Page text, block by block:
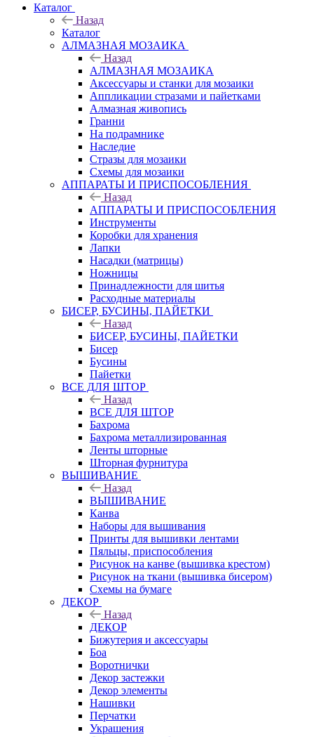
Каталог
Назад
Каталог
АЛМАЗНАЯ МОЗАИКА
Назад
АЛМАЗНАЯ МОЗАИКА
Аксессуары и станки для мозаики
Аппликации стразами и пайетками
Алмазная живопись
Гранни
На подрамнике
Наследие
Стразы для мозаики
Схемы для мозаики
АППАРАТЫ И ПРИСПОСОБЛЕНИЯ
Назад
АППАРАТЫ И ПРИСПОСОБЛЕНИЯ
Инструменты
Коробки для хранения
Лапки
Насадки (матрицы)
Ножницы
Принадлежности для шитья
Расходные материалы
БИСЕР, БУСИНЫ, ПАЙЕТКИ
Назад
БИСЕР, БУСИНЫ, ПАЙЕТКИ
Бисер
Бусины
Пайетки
ВСЕ ДЛЯ ШТОР
Назад
ВСЕ ДЛЯ ШТОР
Бахрома
Бахрома металлизированная
Ленты шторные
Шторная фурнитура
ВЫШИВАНИЕ
Назад
ВЫШИВАНИЕ
Канва
Наборы для вышивания
Принты для вышивки лентами
Пяльцы, приспособления
Рисунок на канве (вышивка крестом)
Рисунок на ткани (вышивка бисером)
Схемы на бумаге
ДЕКОР
Назад
ДЕКОР
Бижутерия и аксессуары
Боа
Воротнички
Декор застежки
Декор элементы
Нашивки
Перчатки
Украшения